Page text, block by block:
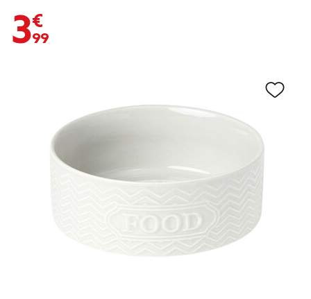
3,99 €